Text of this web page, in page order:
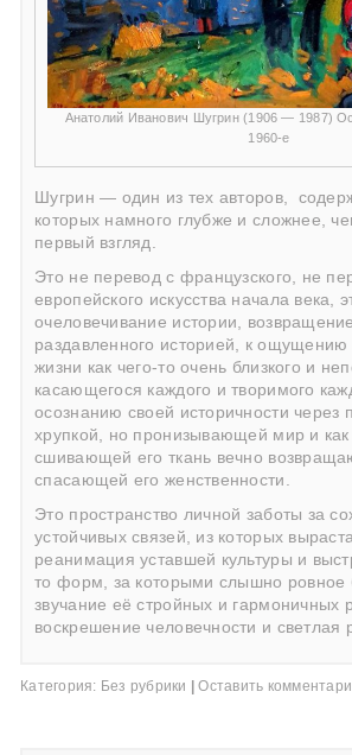
Анатолий Иванович Шугрин (1906 — 1987)
1960-е
Шугрин — один из тех авторов,
которых намного глубже и сложнее,
первый взгляд.
Это не перевод с французского, не
европейского искусства начала века,
очеловечивание истории,
раздавленного историей, к ощущению
жизни как чего-то очень близкого и
касающегося каждого и творимого
осознанию своей историчности через
хрупкой, но пронизывающей мир и как
сшивающей его ткань вечно
спасающей его женственности.
Это пространство личной заботы за
устойчивых связей, из которых
реанимация уставшей культуры и
то форм, за которыми слышно ровное
звучание её стройных и гармоничных
воскрешение человечности и светлая
Категория: Без рубрики | Оставить